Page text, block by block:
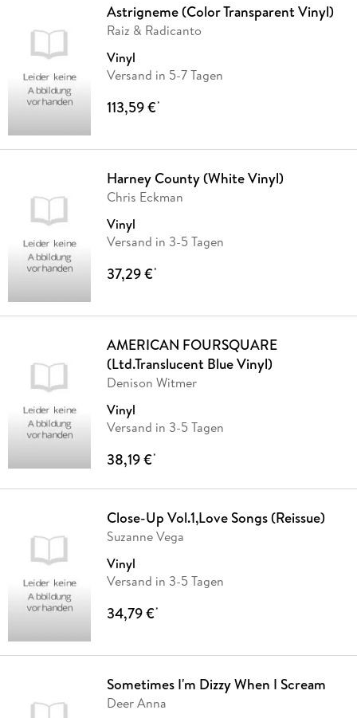
Astrigneme (Color Transparent Vinyl)
Raiz & Radicanto
Vinyl
Versand in 5-7 Tagen
113,59 €*
Harney County (White Vinyl)
Chris Eckman
Vinyl
Versand in 3-5 Tagen
37,29 €*
AMERICAN FOURSQUARE
(Ltd.Translucent Blue Vinyl)
Denison Witmer
Vinyl
Versand in 3-5 Tagen
38,19 €*
Close-Up Vol.1,Love Songs (Reissue)
Suzanne Vega
Vinyl
Versand in 3-5 Tagen
34,79 €*
Sometimes I'm Dizzy When I Scream
Deer Anna